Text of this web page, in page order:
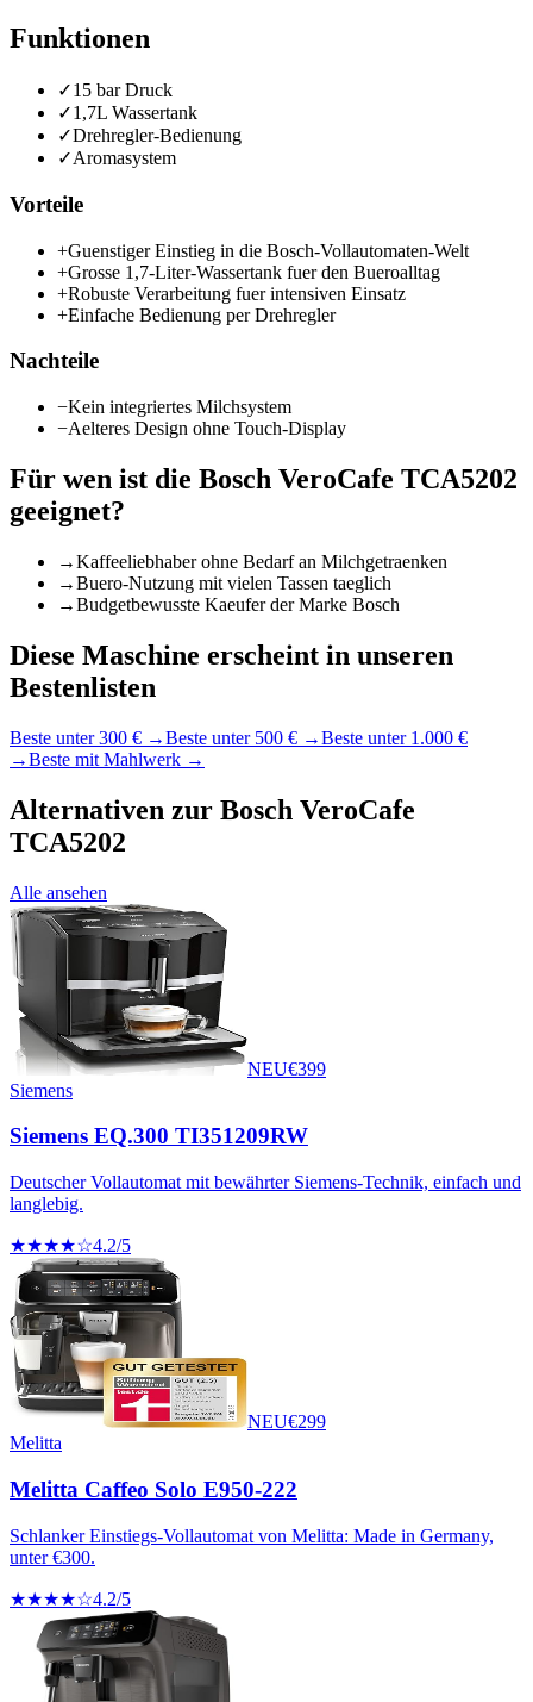
Funktionen
✓15 bar Druck
✓1,7L Wassertank
✓Drehregler-Bedienung
✓Aromasystem
Vorteile
+Guenstiger Einstieg in die Bosch-Vollautomaten-Welt
+Grosse 1,7-Liter-Wassertank fuer den Bueroalltag
+Robuste Verarbeitung fuer intensiven Einsatz
+Einfache Bedienung per Drehregler
Nachteile
−Kein integriertes Milchsystem
−Aelteres Design ohne Touch-Display
Für wen ist die Bosch VeroCafe TCA5202
geeignet?
→Kaffeeliebhaber ohne Bedarf an Milchgetraenken
→Buero-Nutzung mit vielen Tassen taeglich
→Budgetbewusste Kaeufer der Marke Bosch
Diese Maschine erscheint in unseren
Bestenlisten
Beste unter 300 € →Beste unter 500 € →Beste unter 1.000 €
→Beste mit Mahlwerk →
Alternativen zur Bosch VeroCafe
TCA5202
Alle ansehen
NEU€399
Siemens
Siemens EQ.300 TI351209RW
Deutscher Vollautomat mit bewährter Siemens-Technik, einfach und
langlebig.
★★★★☆4.2/5
NEU€299
Melitta
Melitta Caffeo Solo E950-222
Schlanker Einstiegs-Vollautomat von Melitta: Made in Germany,
unter €300.
★★★★☆4.2/5